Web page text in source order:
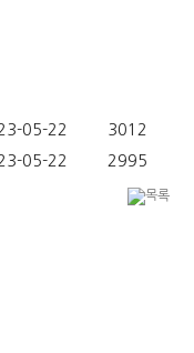
05-22
3012
05-22 2995